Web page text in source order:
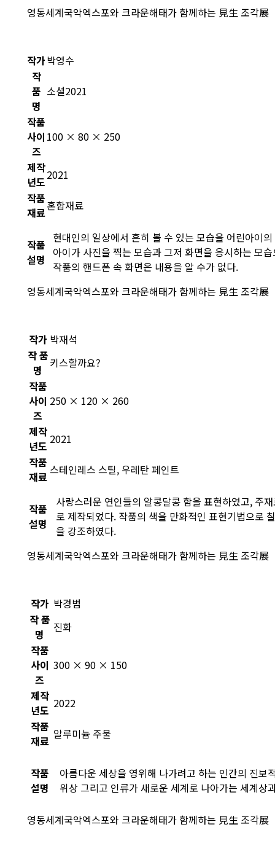
영동세계국악엑스포와 크라운해태가 함께하는 見生 조각展
작가박영수
작
품
명
소셜2021
작품
사이
즈
100 × 80 × 250
제작
년도2021
작품
재료혼합재료
작품
설명
현대인의 일상에서 흔히 볼 수 있는 모습을 어린아이
아이가 사진을 찍는 모습과 그저 화면을 응시하는 모
작품의 핸드폰 속 화면은 내용을 알 수가 없다.
영동세계국악엑스포와 크라운해태가 함께하는 見生 조각展
작가 박재석
작 품
명
키스할까요?
작품
사이
즈
250 × 120 × 260
제작
년도 2021
작품
재료스테인레스 스틸, 우레탄 페인트
작품
설명
사랑스러운 연인들의 알콩달콩 함을 표현하였고, 주
로 제작되었다. 작품의 색을 만화적인 표현기법으로
을 강조하였다.
영동세계국악엑스포와 크라운해태가 함께하는 見生 조각展
작가 박경범
작 품
명
진화
작품
사이
즈
300 × 90 × 150
제작
년도 2022
작품
재료 알루미늄 주물
작품
설명
아름다운 세상을 영위해 나가려고 하는 인간의 진보
위상 그리고 인류가 새로운 세계로 나아가는 세계상
영동세계국악엑스포와 크라운해태가 함께하는 見生 조각展